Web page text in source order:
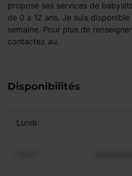
propose ses services de
de 0 a 12 ans. Je suis
semaine. Pour plus de
contactez au.
Disponibilités
Lundi